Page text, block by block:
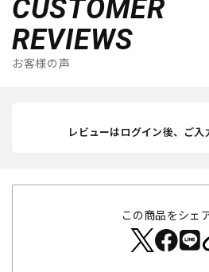
CUSTOMER
REVIEWS
お客様の声
レビューはログイン後、ご入
この商品をシェ